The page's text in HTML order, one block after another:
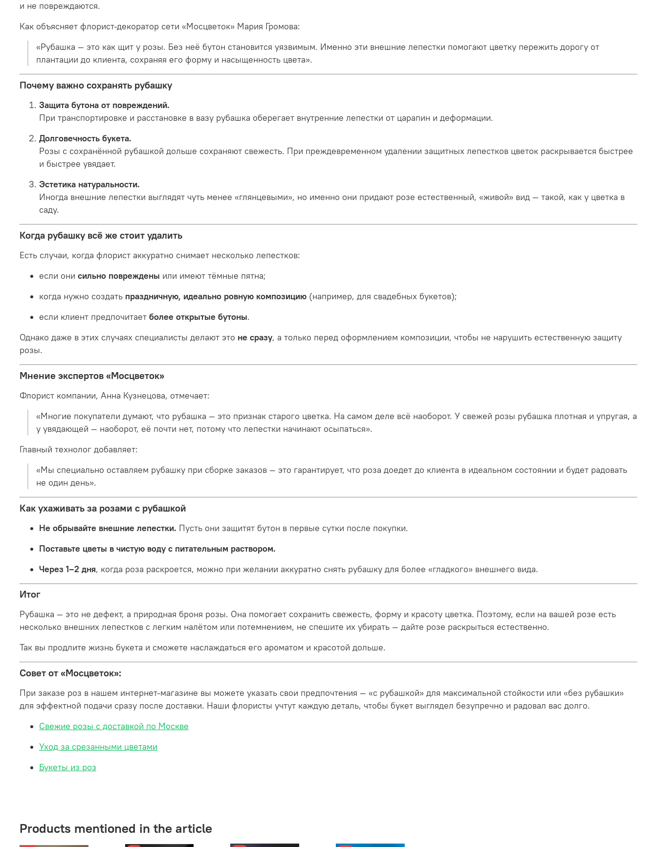
и не повреждаются.
Как объясняет флорист-декоратор сети «Мосцветок» Мария Громова:
«Рубашка — это как щит у розы. Без неё бутон становится уязвимым. Именно эти внешние лепестки помогают цветку пережить дорогу от
плантации до клиента, сохраняя его форму и насыщенность цвета».
Почему важно сохранять рубашку
Защита бутона от повреждений.
При транспортировке и расстановке в вазу рубашка оберегает внутренние лепестки от царапин и деформации.
Долговечность букета.
Розы с сохранённой рубашкой дольше сохраняют свежесть. При преждевременном удалении защитных лепестков цветок раскрывается быстрее
и быстрее увядает.
Эстетика натуральности.
Иногда внешние лепестки выглядят чуть менее «глянцевыми», но именно они придают розе естественный, «живой» вид — такой, как у цветка в
саду.
Когда рубашку всё же стоит удалить
Есть случаи, когда флорист аккуратно снимает несколько лепестков:
если они сильно повреждены или имеют тёмные пятна;
когда нужно создать праздничную, идеально ровную композицию (например, для свадебных букетов);
если клиент предпочитает более открытые бутоны.
Однако даже в этих случаях специалисты делают это не сразу, а только перед оформлением композиции, чтобы не нарушить естественную защиту
розы.
Мнение экспертов «Мосцветок»
Флорист компании, Анна Кузнецова, отмечает:
«Многие покупатели думают, что рубашка — это признак старого цветка. На самом деле всё наоборот. У свежей розы рубашка плотная и упругая, а
у увядающей — наоборот, её почти нет, потому что лепестки начинают осыпаться».
Главный технолог добавляет:
«Мы специально оставляем рубашку при сборке заказов — это гарантирует, что роза доедет до клиента в идеальном состоянии и будет радовать
не один день».
Как ухаживать за розами с рубашкой
Не обрывайте внешние лепестки. Пусть они защитят бутон в первые сутки после покупки.
Поставьте цветы в чистую воду с питательным раствором.
Через 1–2 дня, когда роза раскроется, можно при желании аккуратно снять рубашку для более «гладкого» внешнего вида.
Итог
Рубашка — это не дефект, а природная броня розы. Она помогает сохранить свежесть, форму и красоту цветка. Поэтому, если на вашей розе есть
несколько внешних лепестков с легким налётом или потемнением, не спешите их убирать — дайте розе раскрыться естественно.
Так вы продлите жизнь букета и сможете наслаждаться его ароматом и красотой дольше.
Совет от «Мосцветок»:
При заказе роз в нашем интернет-магазине вы можете указать свои предпочтения — «с рубашкой» для максимальной стойкости или «без рубашки»
для эффектной подачи сразу после доставки. Наши флористы учтут каждую деталь, чтобы букет выглядел безупречно и радовал вас долго.
Свежие розы с доставкой по Москве
Уход за срезанными цветами
Букеты из роз
Products mentioned in the article